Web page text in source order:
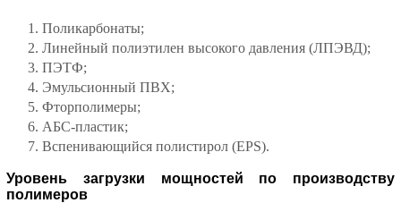
Поликарбонаты;
Линейный полиэтилен высокого давления (ЛПЭВД);
ПЭТФ;
Эмульсионный ПВХ;
Фторполимеры;
АБС-пластик;
Вспенивающийся полистирол (EPS).
Уровень загрузки мощностей по производству
полимеров